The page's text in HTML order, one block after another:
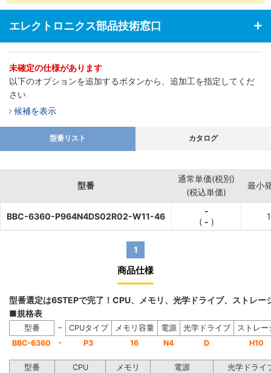
エレクトロニクス部品技術窓口
未確定の仕様があります
以下のオプションを追加するボタンから、追加工を指定してくだ
さい
候補を表示
型番リスト カタログ
型番
通常単価(税別)
(税込単価)
最小
BBC-6360-P964N4DS02R02-W11-46
-
( - )
1
商品仕様
型番選定は6STEPで完了！CPU、メモリ、光学ドライブ、ストレ
■規格表
型番 − CPUタイプ メモリ容量 電源 光学ドライブ
ストレー
BBC-6360
- P3 16 N4 D H10
型番 CPU メモリ 電源 光学ドライ